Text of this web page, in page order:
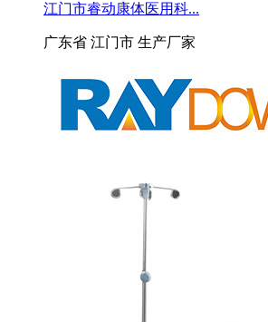
江门市睿动康体医用科...
广东省 江门市 生产厂家